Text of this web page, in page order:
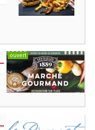
ouvert